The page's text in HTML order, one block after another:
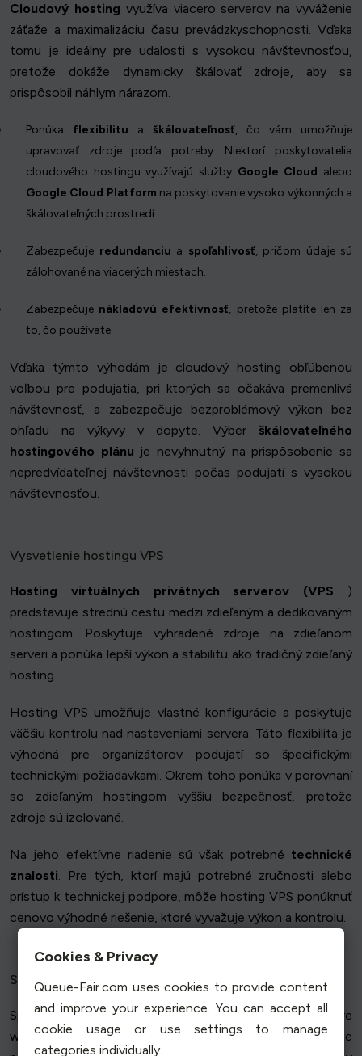
Cloudový hosting využíva viacero serverov na vyváženie
záťaže a maximalizáciu času prevádzkyschopnosti. Vďaka
tomu je ideálny pre udalosti s vysokou návštevnosťou,
pretože dokáže dynamicky škálovať zdroje, aby sa
prispôsobil náhlym nárazom.
Ponúka flexibilitu a škálovateľnosť, čo vám umožňuje
upravovať zdroje podľa potreby. Niektorí poskytovatelia
cloudového hostingu využívajú služby Google Cloud alebo
Google Cloud Platform na poskytovanie vysoko výkonných a
škálovateľných prostredí.
Zabezpečuje redundanciu a spoľahlivosť, pričom údaje sú
zálohované na viacerých miestach.
Zabezpečuje nákladovú efektívnosť, pretože platíte len za
to, čo používate.
Vďaka týmto výhodám je cloudový hosting obľúbenou
voľbou pre podujatia, pri ktorých sa očakáva premenlivá
návštevnosť, a zabezpečuje bezproblémový výkon bez
ohľadu na výkyvy v dopyte. Výber škálovateľného
hostingového plánu je nevyhnutný na prispôsobenie sa
nepredvídateľnej návštevnosti počas podujatí s vysokou
návštevnosťou.
Vysvetlenie hostingu VPS
Hosting virtuálnych privátnych serverov (VPS )
predstavuje strednú cestu medzi zdieľaným a dedikovaným
hostingom. Poskytuje vyhradené zdroje na zdieľanom
serveri a ponúka lepší výkon a stabilitu ako tradičný zdieľaný
hosting.
Hosting VPS umožňuje vlastné konfigurácie a poskytuje
väčšiu kontrolu nad nastaveniami servera. Táto flexibilita je
výhodná pre organizátorov podujatí so špecifickými
technickými požiadavkami. Okrem toho ponúka v porovnaní
so zdieľaným hostingom vyššiu bezpečnosť, pretože
zdroje sú izolované.
Na jeho efektívne riadenie sú však potrebné technické
znalosti. Pre tých, ktorí majú potrebné zručnosti alebo
prístup k technickej podpore, môže hosting VPS ponúknuť
cenovo výhodné riešenie, ktoré vyvažuje výkon a kontrolu.
Spravované hostingové riešenia
Spravované hostingové riešenia menia pravidlá hry pre
webové stránky s vysokou návštevnosťou, pretože
Cookies & Privacy
Queue-Fair.com uses cookies to provide content
and improve your experience. You can accept all
cookie usage or use settings to manage
categories individually.